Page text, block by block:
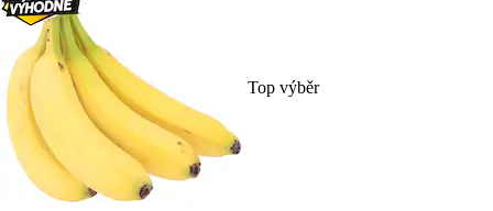
Top výběr